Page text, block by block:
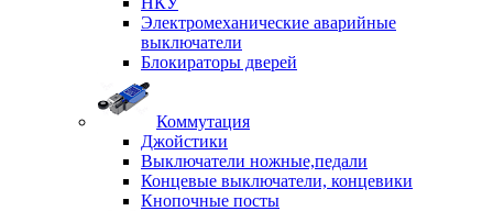
Электромеханические аварийные
выключатели
Блокираторы дверей
Коммутация
Джойстики
Выключатели ножные,педали
Концевые выключатели, концевики
Кнопочные посты